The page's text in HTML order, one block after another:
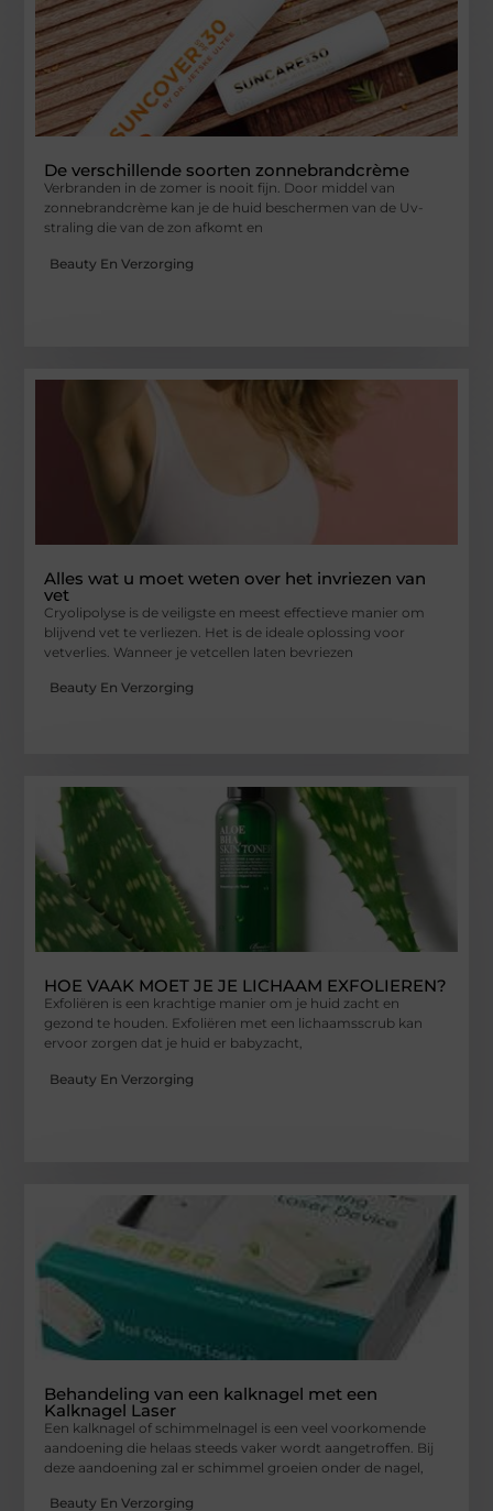
De verschillende soorten zonnebrandcrème
Verbranden in de zomer is nooit fijn. Door middel van
zonnebrandcrème kan je de huid beschermen van de Uv-
straling die van de zon afkomt en
Beauty En Verzorging
Alles wat u moet weten over het invriezen van
vet
Cryolipolyse is de veiligste en meest effectieve manier om
blijvend vet te verliezen. Het is de ideale oplossing voor
vetverlies. Wanneer je vetcellen laten bevriezen
Beauty En Verzorging
HOE VAAK MOET JE JE LICHAAM EXFOLIEREN?
Exfoliëren is een krachtige manier om je huid zacht en
gezond te houden. Exfoliëren met een lichaamsscrub kan
ervoor zorgen dat je huid er babyzacht,
Beauty En Verzorging
Behandeling van een kalknagel met een
Kalknagel Laser
Een kalknagel of schimmelnagel is een veel voorkomende
aandoening die helaas steeds vaker wordt aangetroffen. Bij
deze aandoening zal er schimmel groeien onder de nagel,
Beauty En Verzorging